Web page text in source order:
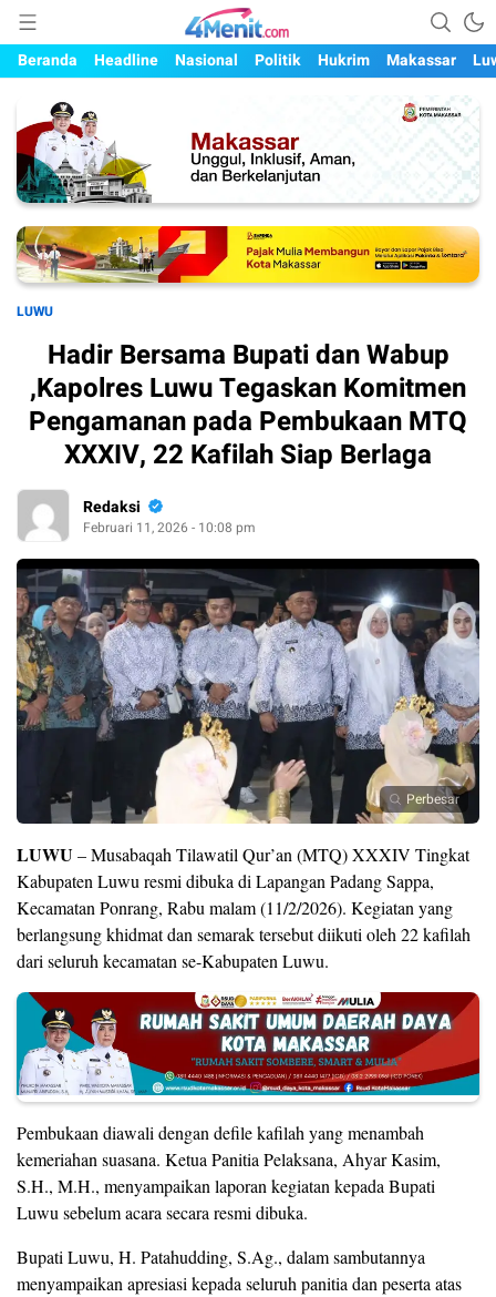
4menit.com
Mengungkap Kisah, Setiap Hari
Beranda
Headline Nasional Politik Hukrim Makassar
LUWU
Hadir Bersama Bupati dan Wabup
,Kapolres Luwu Tegaskan Komitmen
Pengamanan pada Pembukaan MTQ
XXXIV, 22 Kafilah Siap Berlaga
Redaksi
Februari 11, 2026 - 10:08 pm
Perbesar
LUWU– Musabaqah Tilawatil Qur’an (MTQ) XXXIV Tingkat
Kabupaten Luwu resmi dibuka di Lapangan Padang Sappa,
Kecamatan Ponrang, Rabu malam (11/2/2026). Kegiatan yang
berlangsung khidmat dan semarak tersebut diikuti oleh 22 kafilah
dari seluruh kecamatan se-Kabupaten Luwu.
Pembukaan diawali dengan defile kafilah yang menambah
kemeriahan suasana. Ketua Panitia Pelaksana, Ahyar Kasim,
S.H., M.H., menyampaikan laporan kegiatan kepada Bupati
Luwu sebelum acara secara resmi dibuka.
Bupati Luwu, H. Patahudding, S.Ag., dalam sambutannya
menyampaikan apresiasi kepada seluruh panitia dan peserta atas